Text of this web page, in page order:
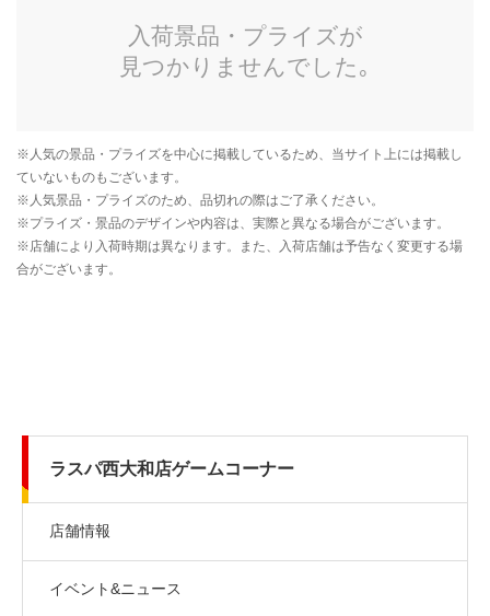
ラスパ西大和店ゲームコーナー
店舗情報
イベント&ニュース